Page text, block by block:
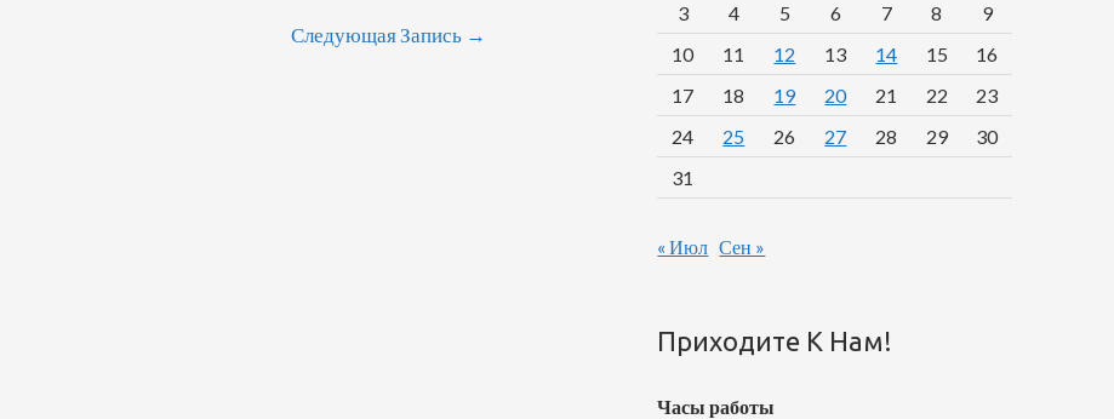
Следующая Запись →
3
4 5 6 7 8
9
10
11 12 13 14 15
16
17
18 19 20 21 22
23
24
25 26 27 28 29
30
31
« Июл Сен »
Приходите К Нам!
Часы работы